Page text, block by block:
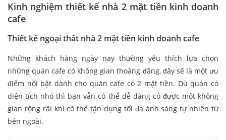
Kinh nghiệm thiết kế nhà 2 mặt tiền kinh doanh
cafe
Thiết kế ngoại thất nhà 2 mặt tiền kinh doanh cafe
Những khách hàng ngày nay thường yêu thích lựa chọn
những quán cafe có không gian thoáng đãng, đây sẽ là một ưu
điểm nổi bật dành cho quán cafe có 2 mặt tiền. Dù quán có
diện tích nhỏ thì bạn vẫn có thể dễ dàng có được một không
gian rộng rãi khi có thể tận dụng tối đa ánh sáng tự nhiên từ
bên ngoài.